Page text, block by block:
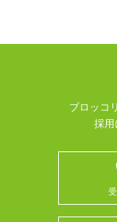
ブロッコ
採用